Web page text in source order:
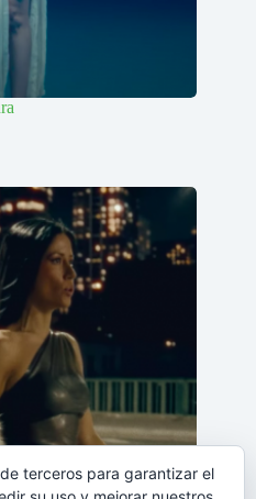
terceros para garantizar el